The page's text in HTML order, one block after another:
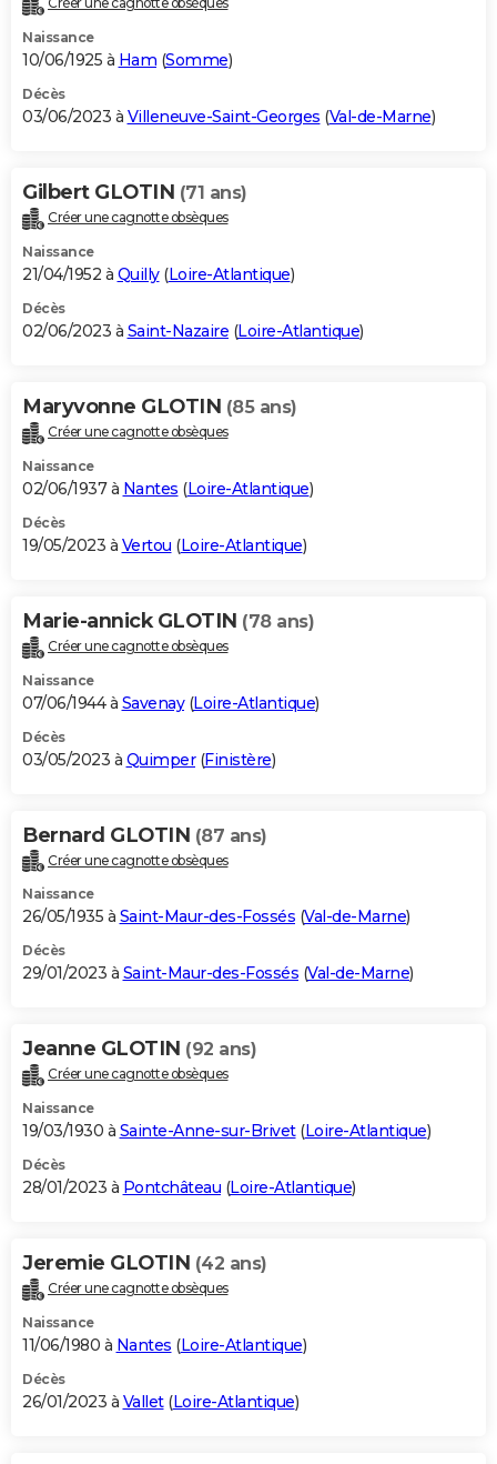
Naissance
10/06/1925 à Ham (Somme)
Décès
03/06/2023 à Villeneuve-Saint-Georges (Val-de-Marne)
Gilbert GLOTIN (71 ans)
Créer une cagnotte obsèques
Naissance
21/04/1952 à Quilly(Loire-Atlantique)
Décès
02/06/2023 à Saint-Nazaire (Loire-Atlantique)
Maryvonne GLOTIN (85 ans)
Créer une cagnotte obsèques
Naissance
02/06/1937 à Nantes (Loire-Atlantique)
Décès
19/05/2023 à Vertou (Loire-Atlantique)
Marie-annick GLOTIN (78 ans)
Créer une cagnotte obsèques
Naissance
07/06/1944 à Savenay(Loire-Atlantique)
Décès
03/05/2023 à Quimper(Finistère)
Bernard GLOTIN (87 ans)
Créer une cagnotte obsèques
Naissance
26/05/1935 à Saint-Maur-des-Fossés (Val-de-Marne)
Décès
29/01/2023 à Saint-Maur-des-Fossés (Val-de-Marne)
Jeanne GLOTIN (92 ans)
Créer une cagnotte obsèques
Naissance
19/03/1930 à Sainte-Anne-sur-Brivet(Loire-Atlantique)
Décès
28/01/2023 à Pontchâteau (Loire-Atlantique)
Jeremie GLOTIN (42 ans)
Créer une cagnotte obsèques
Naissance
11/06/1980 à Nantes (Loire-Atlantique)
Décès
26/01/2023 à Vallet(Loire-Atlantique)